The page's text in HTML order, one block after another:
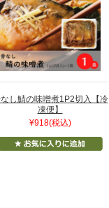
し鯖の味噌煮1P2切入【冷
凍便】
¥918(税込)